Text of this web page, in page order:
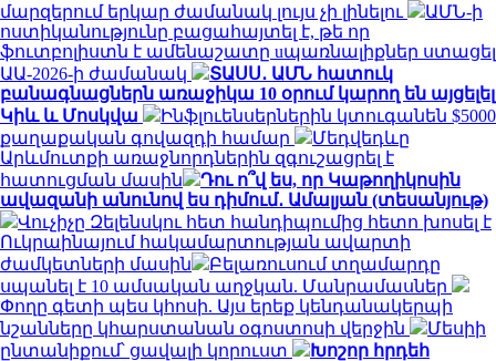
մարզերում երկար ժամանակ լույս չի լինելու
ԱՄՆ-ի
ոստիկանությունը բացահայտել է, թե որ
ֆուտբոլիստն է ամենաշատը uպառնալիքներ ստացել
ԱԱ-2026-ի ժամանակ
ՏԱՍՍ․ ԱՄՆ հատուկ
բանագնացներն առաջիկա 10 օրում կարող են այցելել
Կիև և Մոսկվա
Ինֆլուենսերներին կտուգանեն $5000
քաղաքական գովազդի համար
Մեդվեդևը
Արևմուտքի առաջնորդներին զգուշացրել է
հատուցման մասին
Դու ո՞վ ես, որ Կաթողիկոսին
ավազանի անունով ես դիմում․ Ամալյան (տեսանյութ)
Վուչիչը Զելենսկու հետ հանդիպումից հետո խոսել է
Ուկրաինայում հակամարտության ավարտի
ժամկետների մասին
Բելառուսում տղամարդը
սպանել է 10 ամսական աղջկան. Մանրամասներ
Փողը գետի պես կհոսի. Այս երեք կենդանակերպի
նշանները կհարստանան օգոստոսի վերջին
Մեսիի
ընտանիքում՝ ցավալի կորուստ
Խոշոր հրդեհ